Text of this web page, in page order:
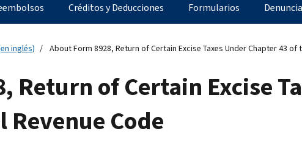
Créditos y Deducciones Formularios
inglés) About Form 8928, Return of Certain Excise Taxes Under Chapter 43 of
Return of Certain Excise
Code